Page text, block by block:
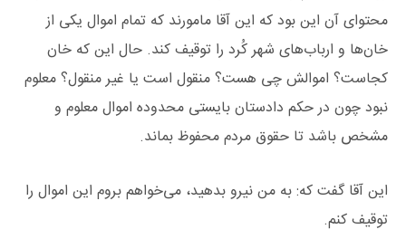
محتوای آن این بود که این آقا مامورند که تمام اموال یکی از
خان‌ها و ارباب‌های شهر کُرد را توقیف کند. حال این که خان
کجاست؟ اموالش چی هست؟ منقول است یا غیر منقول؟ معلوم
نبود چون در حکم دادستان بایستی محدوده اموال معلوم و
مشخص باشد تا حقوق مردم محفوظ بماند.
این آقا گفت که: به من نیرو بدهید، می‌خواهم بروم این اموال را
توقیف کنم.